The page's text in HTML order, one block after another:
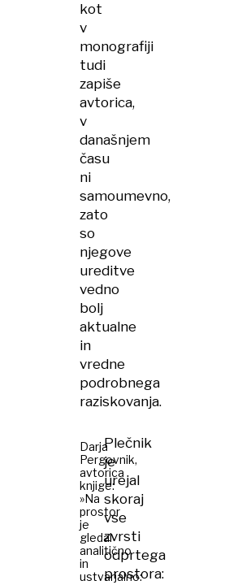
kot
v
monografiji
tudi
zapiše
avtorica,
v
današnjem
času
ni
samoumevno,
zato
so
njegove
ureditve
vedno
bolj
aktualne
in
vredne
podrobnega
raziskovanja.
Darja
Pergovnik,
avtorica
knjige:
»Na
prostor
je
gledal
analitično
in
ustvarjalno:
Plečnik
je
urejal
skoraj
vse
zvrsti
odprtega
prostora: